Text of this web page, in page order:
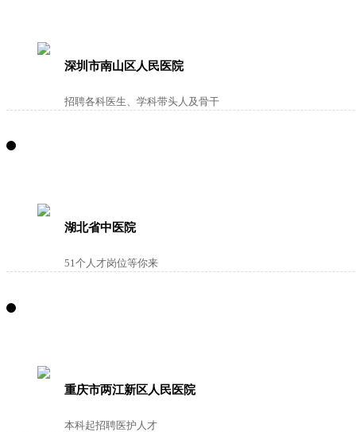
深圳市南山区人民医院
招聘各科医生、学科带头人及骨干
湖北省中医院
51个人才岗位等你来
重庆市两江新区人民医院
本科起招聘医护人才